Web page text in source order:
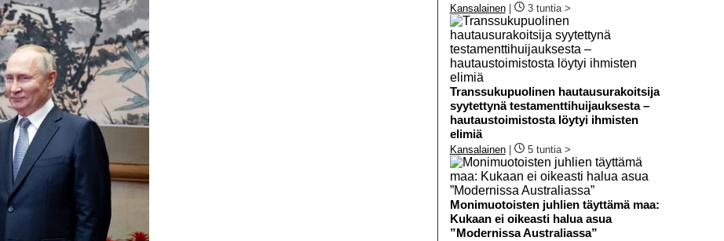
Kansalainen| 3 tuntia >
Transsukupuolinen hautausurakoitsija
syytettynä testamenttihuijauksesta –
hautaustoimistosta löytyi ihmisten
elimiä
Kansalainen| 5 tuntia >
Monimuotoisten juhlien täyttämä maa:
Kukaan ei oikeasti halua asua
”Modernissa Australiassa”